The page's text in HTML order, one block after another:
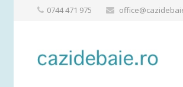
0744 471 975